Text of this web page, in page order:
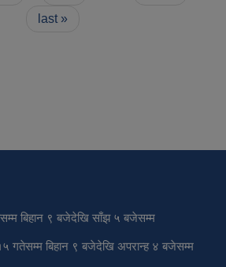
last »
बिहान ९ बजेदेखि साँझ ५ बजेसम्म
गतेसम्म बिहान ९ बजेदेखि अपरान्ह ४ बजेसम्म